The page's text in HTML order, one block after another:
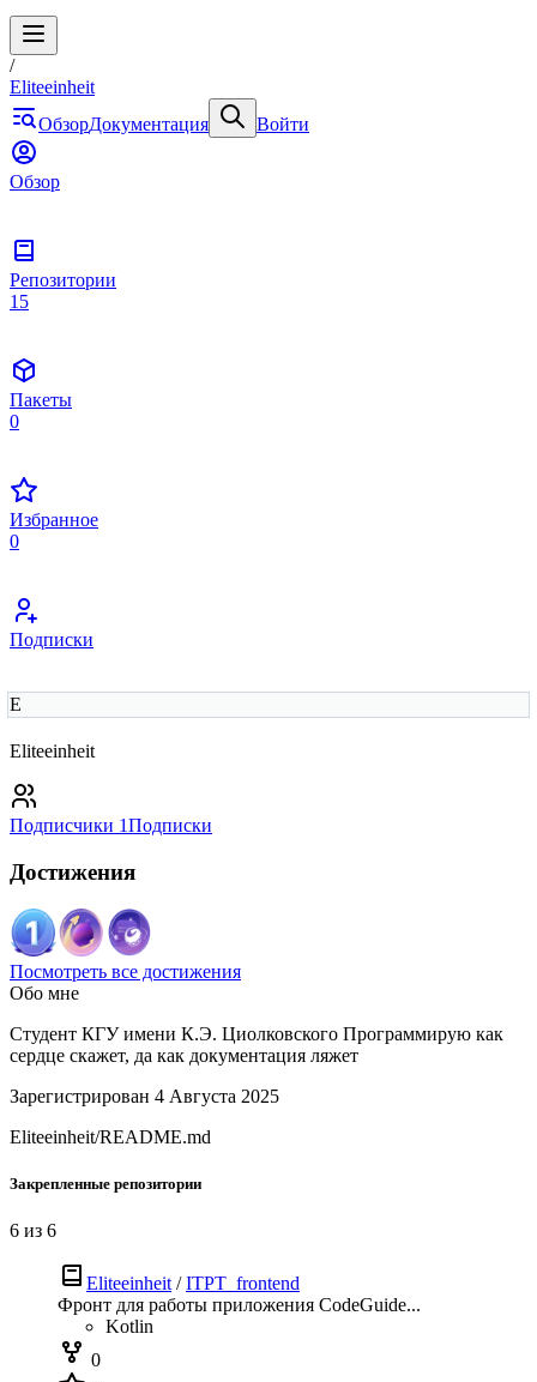
/
Eliteeinheit
ОбзорДокументация Войти
Обзор
Репозитории
15
Пакеты
0
Избранное
0
Подписки
E
Eliteeinheit
Подписчики 1Подписки
Достижения
Посмотреть все достижения
Обо мне
Студент КГУ имени К.Э. Циолковского Программирую как
сердце скажет, да как документация ляжет
Зарегистрирован 4 Августа 2025
Eliteeinheit/README.md
Закрепленные репозитории
6 из 6
Eliteeinheit /ITPT_frontend
Фронт для работы приложения CodeGuide...
Kotlin
0